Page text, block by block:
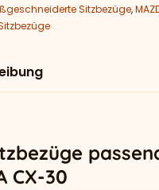
Sitzbezüge,
CX-30